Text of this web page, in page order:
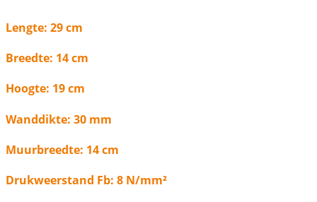
Lengte: 29 cm
Breedte: 14 cm
Hoogte: 19 cm
Wanddikte: 30 mm
Muurbreedte: 14 cm
Drukweerstand Fb: 8 N/mm²